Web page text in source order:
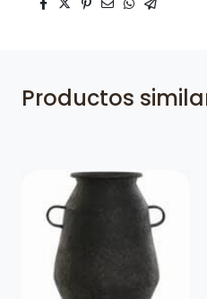
Productos